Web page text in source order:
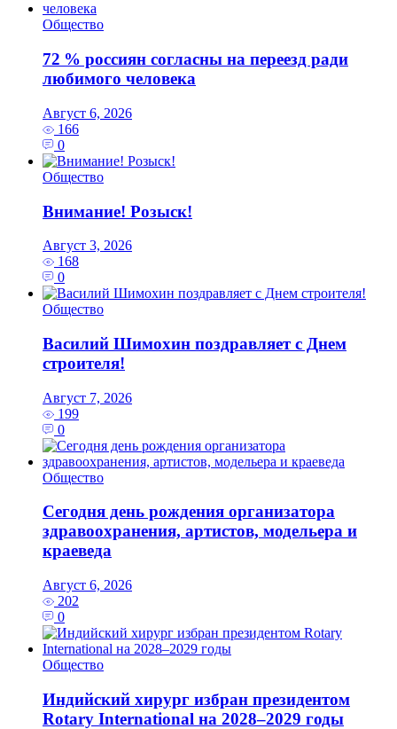
Общество
72 % россиян согласны на переезд ради
любимого человека
Август 6, 2026
166
0
Общество
Внимание! Розыск!
Август 3, 2026
168
0
Общество
Василий Шимохин поздравляет с Днем
строителя!
Август 7, 2026
199
0
Общество
Сегодня день рождения организатора
здравоохранения, артистов, модельера и
краеведа
Август 6, 2026
202
0
Общество
Индийский хирург избран президентом
Rotary International на 2028–2029 годы